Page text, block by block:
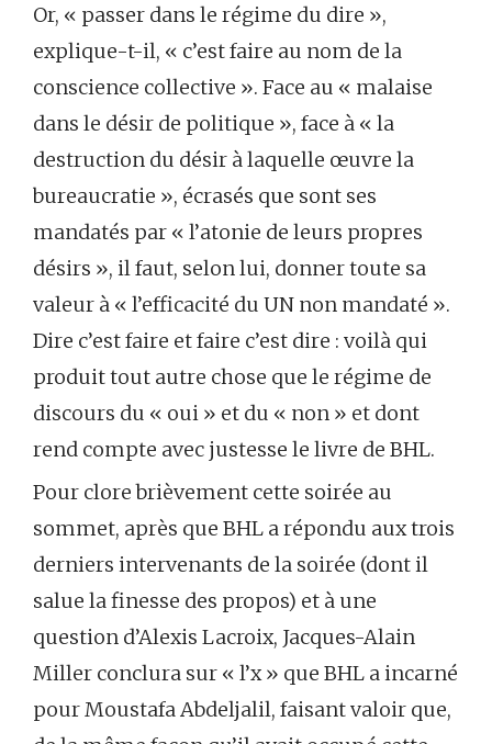
Or, « passer dans le régime du dire »,
explique-t-il, « c’est faire au nom de la
conscience collective ». Face au « malaise
dans le désir de politique », face à « la
destruction du désir à laquelle œuvre la
bureaucratie », écrasés que sont ses
mandatés par « l’atonie de leurs propres
désirs », il faut, selon lui, donner toute sa
valeur à « l’efficacité du UN non mandaté ».
Dire c’est faire et faire c’est dire : voilà qui
produit tout autre chose que le régime de
discours du « oui » et du « non » et dont
rend compte avec justesse le livre de BHL.
Pour clore brièvement cette soirée au
sommet, après que BHL a répondu aux trois
derniers intervenants de la soirée (dont il
salue la finesse des propos) et à une
question d’Alexis Lacroix, Jacques-Alain
Miller conclura sur « l’x » que BHL a incarné
pour Moustafa Abdeljalil, faisant valoir que,